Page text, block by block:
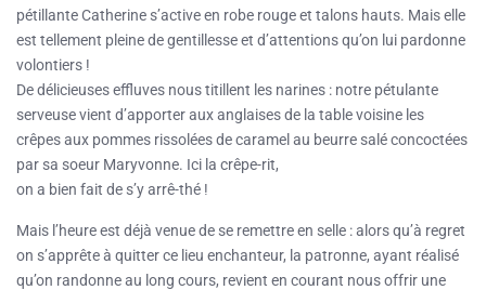
pétillante Catherine s’active en robe rouge et talons hauts. Mais elle
est tellement pleine de gentillesse et d’attentions qu’on lui pardonne
volontiers !
De délicieuses effluves nous titillent les narines : notre pétulante
serveuse vient d’apporter aux anglaises de la table voisine les
crêpes aux pommes rissolées de caramel au beurre salé concoctées
par sa soeur Maryvonne. Ici la crêpe-rit,
on a bien fait de s’y arrê-thé !
Mais l’heure est déjà venue de se remettre en selle : alors qu’à regret
on s’apprête à quitter ce lieu enchanteur, la patronne, ayant réalisé
qu’on randonne au long cours, revient en courant nous offrir une